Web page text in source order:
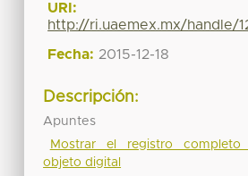
URI:
http://ri.uaemex.mx/handle/
Fecha: 2015-12-18
Descripción:
Apuntes
Mostrar el registro completo
objeto digital